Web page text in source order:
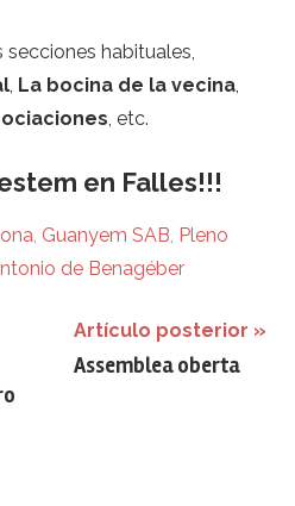
secciones habituales,
, La bocina de la vecina,
, etc.
en Falles!!!
, Guanyem SAB, Pleno
de Benagéber
Artículo posterior
Assemblea oberta